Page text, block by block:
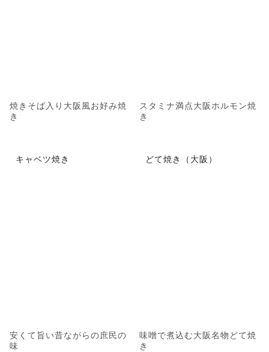
焼きそば入り大阪風お好み焼
き
スタミナ満点大阪ホルモン焼
き
キャベツ焼き
安くて旨い昔ながらの庶民の
味
どて焼き（大阪）
味噌で煮込む大阪名物どて焼
き